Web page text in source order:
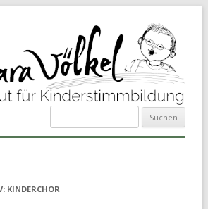
Suchen
KINDERCHOR